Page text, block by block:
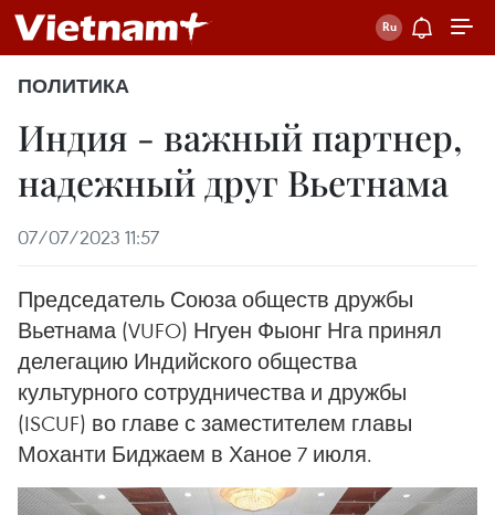
ПОЛИТИКА
Индия - важный партнер,
надежный друг Вьетнама
07/07/2023 11:57
Председатель Союза обществ дружбы
Вьетнама (VUFO) Нгуен Фыонг Нга принял
делегацию Индийского общества
культурного сотрудничества и дружбы
(ISCUF) во главе с заместителем главы
Моханти Биджаем в Ханое 7 июля.